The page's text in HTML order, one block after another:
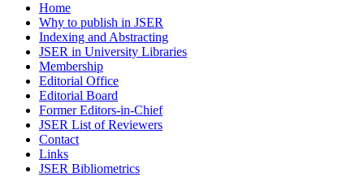
Home
Why to publish in JSER
Indexing and Abstracting
JSER in University Libraries
Membership
Editorial Office
Editorial Board
Former Editors-in-Chief
JSER List of Reviewers
Contact
Links
JSER Bibliometrics